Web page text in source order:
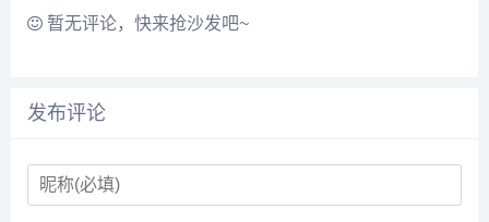
暂无评论，快来抢沙发吧~
发布评论